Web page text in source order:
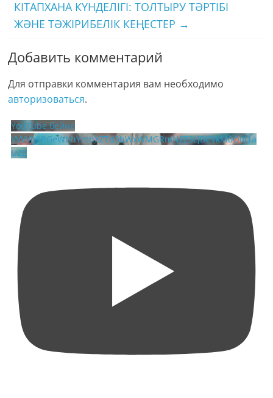
КІТАПХАНА КҮНДЕЛІГІ: ТОЛТЫРУ ТӘРТІБІ
ЖӘНЕ ТӘЖІРИБЕЛІК КЕҢЕСТЕР →
Добавить комментарий
Для отправки комментария вам необходимо
авторизоваться.
YouTube бейне
VVVVb0RGeWhhYmhXZTd3bWxWMGRmNFZ3LjBCVkM0Q0I1a
UZZ